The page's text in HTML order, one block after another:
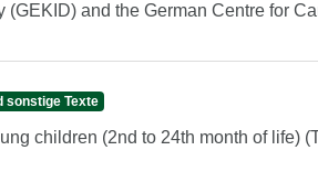
(GEKID) and the German Centre for
sonstige Texte
children (2nd to 24th month of life)